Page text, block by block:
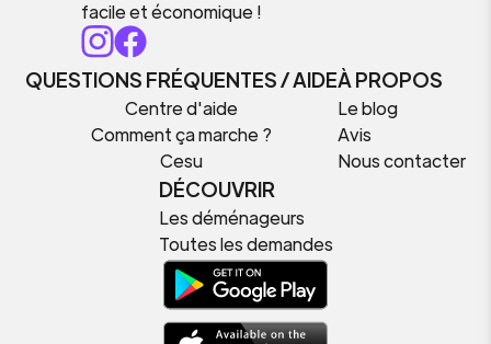
facile et économique !
QUESTIONS FRÉQUENTES / AIDE
Centre d'aide
Comment ça marche ?
Cesu
À PROPOS
Le blog
Avis
Nous contacter
DÉCOUVRIR
Les déménageurs
Toutes les demandes